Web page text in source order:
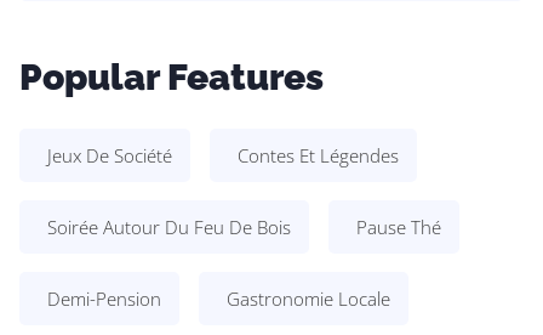
Popular Features
Jeux De Société Contes Et Légendes
Soirée Autour Du Feu De Bois Pause Thé
Demi-Pension Gastronomie Locale